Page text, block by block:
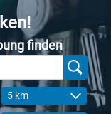
finden
5 km